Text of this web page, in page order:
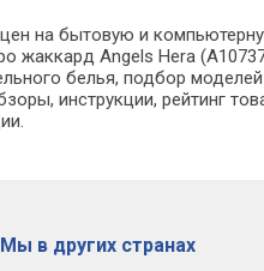
на бытовую и
жаккард Angels Hera
белья, подбор
инструкции, рейтинг
Мы в других странах